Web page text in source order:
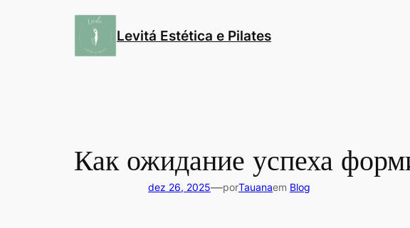
Levitá Estética e Pilates
Как ожидание успеха
dez 26, 2025—porTauanaem Blog